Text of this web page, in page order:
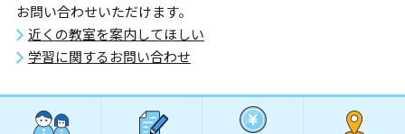
お問い合わせいただけます。
近くの教室を案内してほしい
学習に関するお問い合わせ